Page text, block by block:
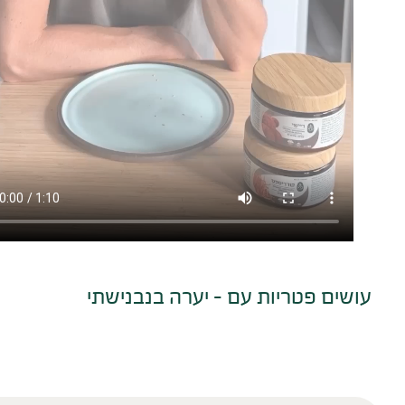
עושים פטריות עם – יערה בנבנישתי